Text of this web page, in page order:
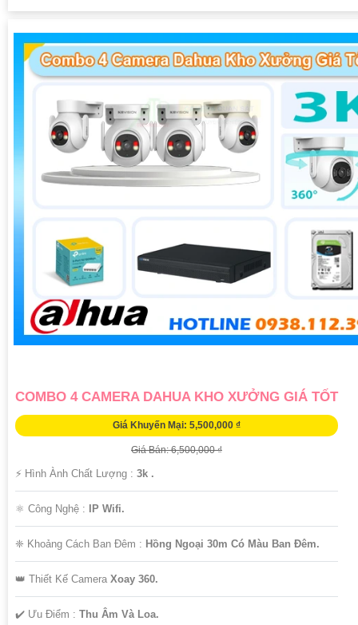
COMBO 4 CAMERA DAHUA KHO XƯỞNG GIÁ TỐT
Giá Khuyến Mại: 5,500,000 ₫
Giá Bán: 6,500,000 ₫
️⚡ Hình Ành Chất Lượng : 3k .
⚛️ Công Nghệ : IP Wifi.
❈ Khoảng Cách Ban Đêm : Hồng Ngoại 30m Có Màu Ban Ðêm.
👑 Thiết Kế Camera Xoay 360.
️✔️ Ưu Điểm : Thu Âm Và Loa.